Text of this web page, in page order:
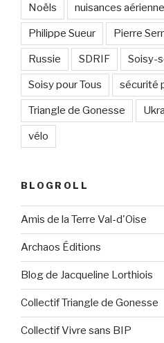
Noëls nuisances
Philippe Sueur Pierre
Russie SDRIF Soisy-
Soisy pour Tous sécurité
Triangle de Gonesse
vélo
BLOGROLL
Amis de la Terre Val-d'Oise
Archaos Éditions
Blog de Jacqueline Lorthiois
Collectif Triangle de Gonesse
Collectif Vivre sans BIP